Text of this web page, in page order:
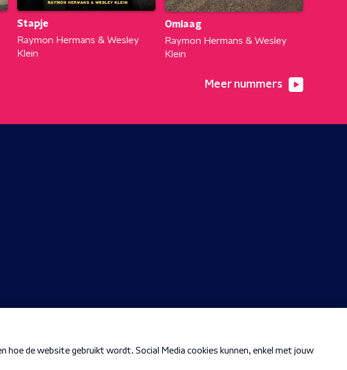
Stapje
Raymon Hermans & Wesley
Klein
Omlaag
Raymon Hermans & Wesley
Klein
Meer nummers